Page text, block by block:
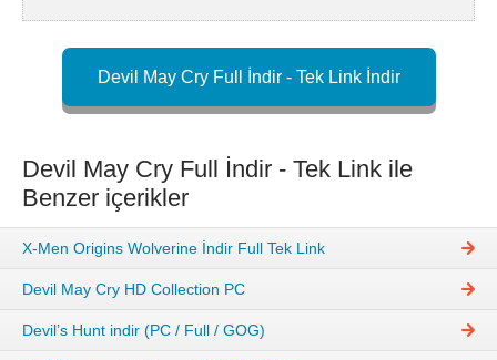
Devil May Cry Full İndir - Tek Link İndir
Devil May Cry Full İndir - Tek Link ile
Benzer içerikler
X-Men Origins Wolverine İndir Full Tek Link
Devil May Cry HD Collection PC
Devil’s Hunt indir (PC / Full / GOG)